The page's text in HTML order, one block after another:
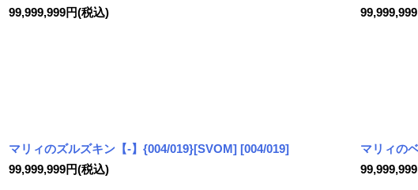
99,999,999円(税込)
99,999,999
マリィのズルズキン【-】{004/019}[SVOM] [004/019]
99,999,999円(税込)
マリィの
99,999,999